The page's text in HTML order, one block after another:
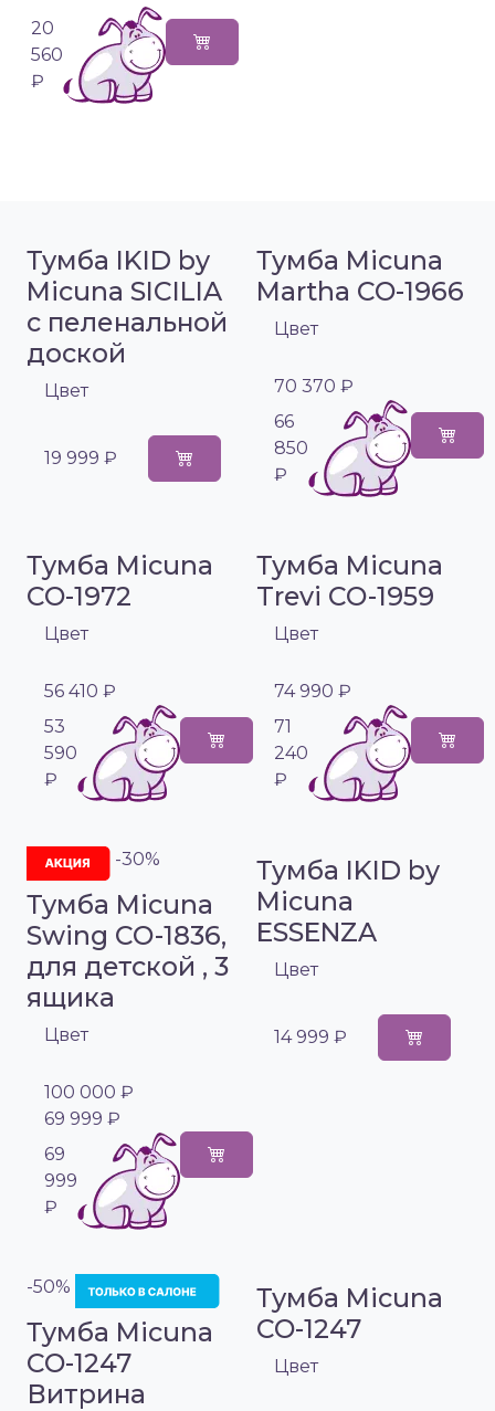
20
560
₽
Тумба IKID by
Micuna SICILIA
с пеленальной
доской
Цвет
19 999 ₽
Тумба Micuna
Martha CO-1966
Цвет
70 370 ₽
66
850
₽
Тумба Micuna
CO-1972
Цвет
56 410 ₽
53
590
₽
Тумба Micuna
Trevi СО-1959
Цвет
74 990 ₽
71
240
₽
-30%
Тумба Micuna
Swing СО-1836,
для детской , 3
ящика
Цвет
100 000 ₽
69 999 ₽
69
999
₽
Тумба IKID by
Micuna
ESSENZA
Цвет
14 999 ₽
-50%
Тумба Micuna
CO-1247
Витрина
Тумба Micuna
CO-1247
Цвет